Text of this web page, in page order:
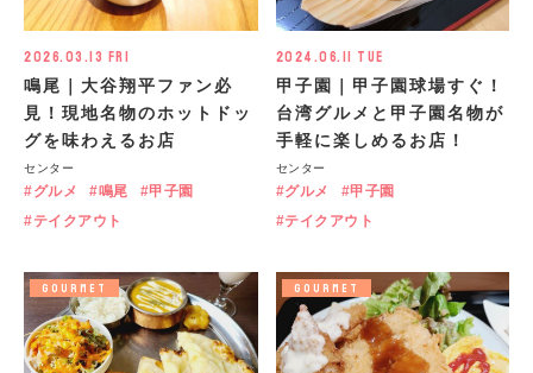
2026.03.13 Fri
鳴尾｜大谷翔平ファン必
見！現地名物のホットドッ
グを味わえるお店
センター
グルメ 鳴尾
甲子園
テイクアウト
2024.06.11 Tue
甲子園｜甲子園球場すぐ！
台湾グルメと甲子園名物が
手軽に楽しめるお店！
センター
グルメ
甲子園
テイクアウト
GOURMET GOURMET